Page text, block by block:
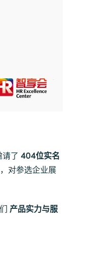
了 404位实名
对参选企业展
产品实力与服